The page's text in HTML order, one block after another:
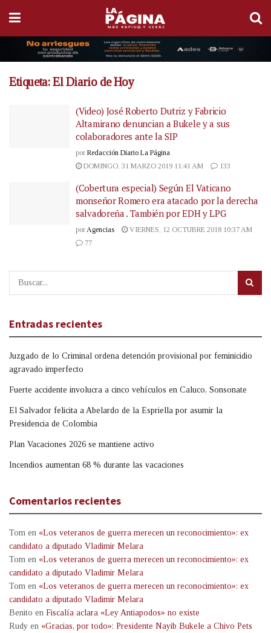
Etiqueta:El Diario de Hoy
(Video) José Roberto Dutriz y Fabricio
Altamirano denuncian a Bukele y a sus
colaboradores ante la SIP
por Redacción Diario La Página
DOMINGO, 31 MARZO 2019 11:41 AM
133
(Cobertura especial) Según El Vaticano
monseñor Romero era atacado por la derecha
salvadoreña . También por EDH y LPG
por Agencias
VIERNES, 12 OCTUBRE 2018 10:37 AM
77
Entradas recientes
Juzgado de lo Criminal ordena detención provisional por feminicidio
agravado imperfecto
Fuerte accidente involucra a cinco vehículos en Caluco, Sonsonate
El Salvador felicita a Abelardo de la Espriella por asumir la
Presidencia de Colombia
Plan Vacaciones 2026 se mantiene activo
Incendios aumentan 68 % durante las vacaciones
Comentarios recientes
Tom en «Los veteranos de guerra merecen un reconocimiento»: ex
candidato a diputado Vladimir Melara
Tom en «Los veteranos de guerra merecen un reconocimiento»: ex
candidato a diputado Vladimir Melara
Tom en «Los veteranos de guerra merecen un reconocimiento»: ex
candidato a diputado Vladimir Melara
Benito en Fiscalía aclara «Ley Antiapodos» no existe
Rudy en «Gracias, por todo»: Presidente Nayib Bukele a Chivo Pets